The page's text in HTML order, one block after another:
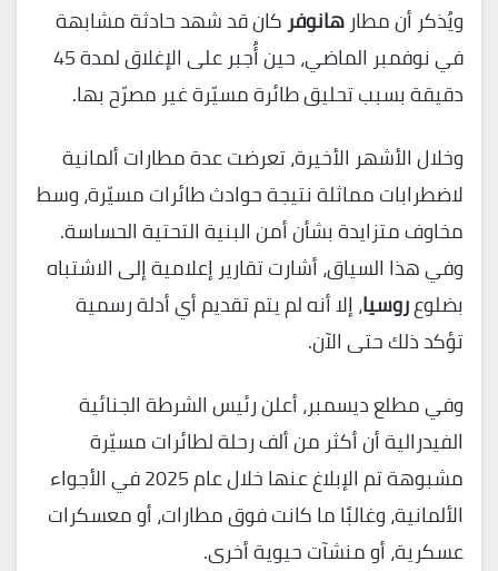
ويُذكر أن مطار هانوفر كان قد شهد حادثة مشابهة
في نوفمبر الماضي، حين أُجبر على الإغلاق لمدة 45
دقيقة بسبب تحليق طائرة مسيّرة غير مصرّح بها.
وخلال الأشهر الأخيرة، تعرضت عدة مطارات ألمانية
لاضطرابات مماثلة نتيجة حوادث طائرات مسيّرة، وسط
مخاوف متزايدة بشأن أمن البنية التحتية الحساسة.
وفي هذا السياق، أشارت تقارير إعلامية إلى الاشتباه
بضلوعروسيا، إلا أنه لم يتم تقديم أي أدلة رسمية
تؤكد ذلك حتى الآن.
وفي مطلع ديسمبر، أعلن رئيس الشرطة الجنائية
الفيدرالية أن أكثر من ألف رحلة لطائرات مسيّرة
مشبوهة تم الإبلاغ عنها خلال عام 2025 في الأجواء
الألمانية، وغالبًا ما كانت فوق مطارات، أو معسكرات
عسكرية، أو منشآت حيوية أخرى.